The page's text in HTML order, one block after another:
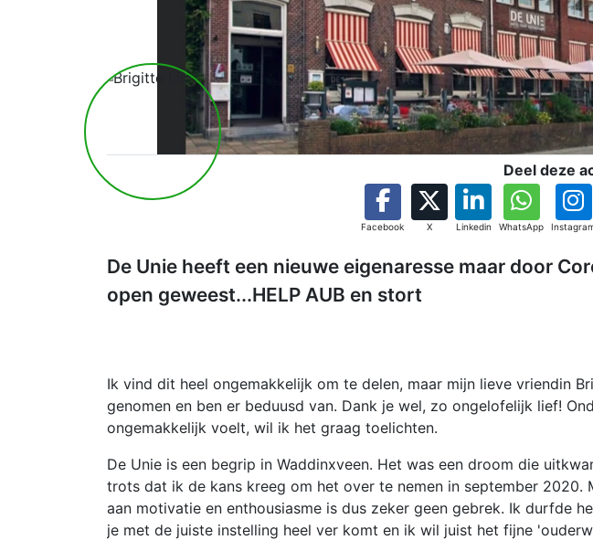
Deel deze
Facebook X Linkedin WhatsApp
De Unie heeft een nieuwe eigenaresse maar door
open geweest...HELP AUB en stort
Ik vind dit heel ongemakkelijk om te delen, maar mijn lieve vriendin
genomen en ben er beduusd van. Dank je wel, zo ongelofelijk lief!
ongemakkelijk voelt, wil ik het graag toelichten.
De Unie is een begrip in Waddinxveen. Het was een droom die
trots dat ik de kans kreeg om het over te nemen in september 2020.
aan motivatie en enthousiasme is dus zeker geen gebrek. Ik durfde
je met de juiste instelling heel ver komt en ik wil juist het fijne